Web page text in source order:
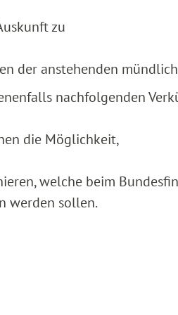
zu
der anstehenden
nachfolgenden
die Möglichkeit,
welche beim
werden sollen.